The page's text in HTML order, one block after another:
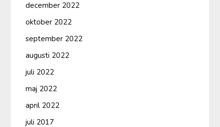
december 2022
oktober 2022
september 2022
augusti 2022
juli 2022
maj 2022
april 2022
juli 2017